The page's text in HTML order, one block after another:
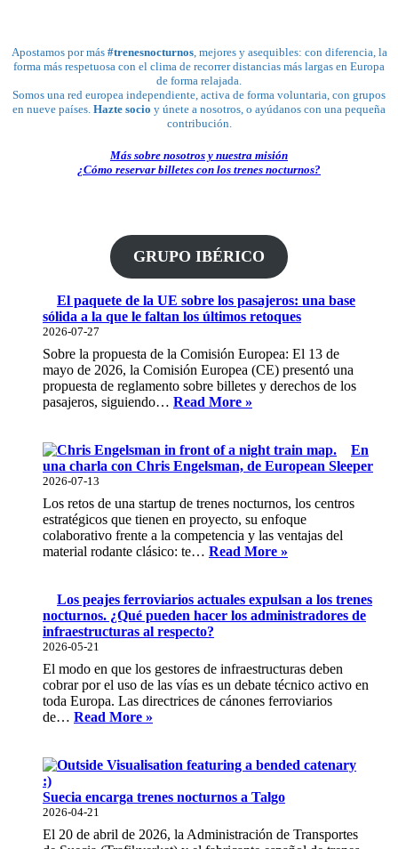
Apostamos por más #trenesnocturnos, mejores y asequibles: con diferencia, la
forma más respetuosa con el clima de recorrer distancias más largas en Europa
de forma relajada.
Somos una red europea independiente, activa de forma voluntaria, con grupos
en nueve países. Hazte socio y únete a nosotros, o ayúdanos con una pequeña
contribución.
Más sobre nosotros y nuestra misión
¿Cómo reservar billetes con los trenes nocturnos?
GRUPO IBÉRICO
El paquete de la UE sobre los pasajeros: una base
sólida a la que le faltan los últimos retoques
2026-07-27
Sobre la propuesta de la Comisión Europea: El 13 de
mayo de 2026, la Comisión Europea (CE) presentó una
propuesta de reglamento sobre billetes y derechos de los
pasajeros, siguiendo… Read More »
la
UE
los
pasajeros:
una
base
sólida
que
le
últimos
retoques
En
una charla con Chris Engelsman, de European Sleeper
2026-07-13
Los retos de una startup de trenes nocturnos, los centros
estratégicos que tienen en proyecto, su enfoque
colaborativo frente a la competencia y las ventajas del
material rodante clásico: te… Read More »
con
Chris
European
Sleeper
Los peajes ferroviarios actuales expulsan a los trenes
nocturnos. ¿Qué pueden hacer los administradores de
infraestructuras al respecto?
2026-05-21
El modo en que los gestores de infraestructuras deben
cobrar por el uso de las vías es un debate técnico activo en
toda Europa. Las directrices de cánones ferroviarios
de… Read More »
actuales
a
trenes
nocturnos.
Suecia encarga trenes nocturnos a Talgo
2026-04-21
El 20 de abril de 2026, la Administración de Transportes